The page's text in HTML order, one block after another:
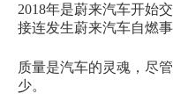
2018年是蔚来汽车开始
接连发生蔚来汽车自燃事
质量是汽车的灵魂，尽
少。